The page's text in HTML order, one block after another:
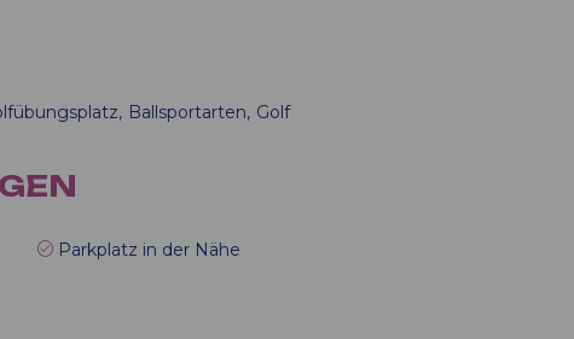
Ballsportarten Golf
Parkplatz in der Nähe